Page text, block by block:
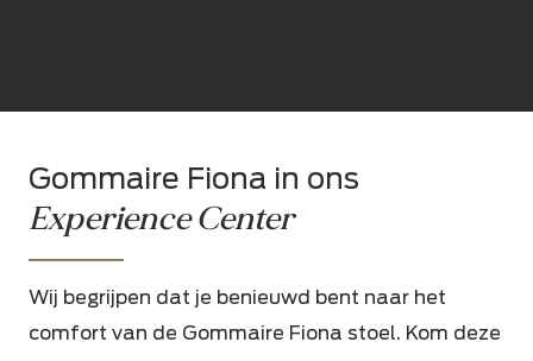
Gommaire Fiona in ons
Experience Center
Wij begrijpen dat je benieuwd bent naar het
comfort van de Gommaire Fiona stoel. Kom deze